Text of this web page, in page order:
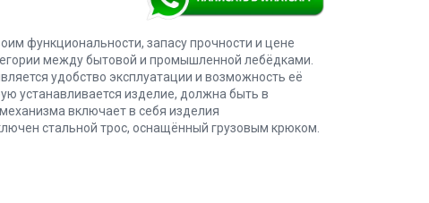
функциональности, запасу прочности и цене
между бытовой и промышленной лебёдками.
удобство эксплуатации и возможность её
устанавливается изделие, должна быть в
включает в себя изделия
стальной трос, оснащённый грузовым крюком.